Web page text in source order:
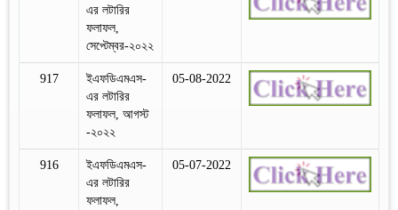
এর লটারির
ফলাফল,
সেপ্টেম্বর-২০২২
917
ইএফডিএমএস-
এর লটারির
ফলাফল, আগস্ট
-২০২২
05-08-2022
916
ইএফডিএমএস-
এর লটারির
ফলাফল,
05-07-2022